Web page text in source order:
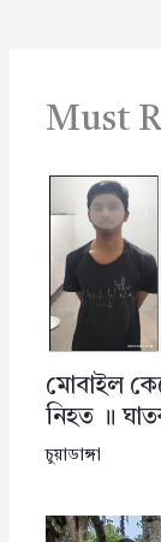
Must
মোবাইল
নিহত ॥
চুয়াডাঙ্গা